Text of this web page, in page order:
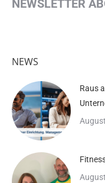
NEWSLETTER
NEWS
Raus